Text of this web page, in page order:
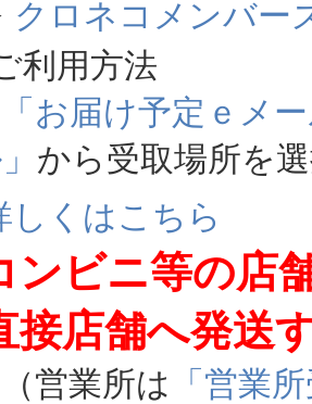
クロネコメンバー
利用方法
「お届け予定ｅメ
から受取場所を
しくはこちら
ビニ等の店
接店舗へ発送
業所は 「営業